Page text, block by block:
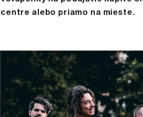
centre alebo priamo na mieste.